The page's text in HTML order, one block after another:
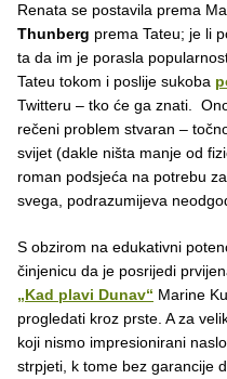
Renata se postavila prema
Thunberg prema Tateu; je li
ta da im je porasla
Tateu tokom i poslije sukoba
Twitteru – tko će ga znati.
rečeni problem stvaran –
svijet (dakle ništa manje od
roman podsjeća na potrebu
svega, podrazumijeva
S obzirom na edukativni
činjenicu da je posrijedi
„Kad plavi Dunav“ Marine
progledati kroz prste. A za
koji nismo impresionirani
strpjeti, k tome bez garancije